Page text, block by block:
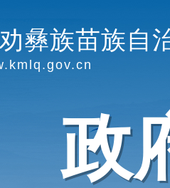
彝族苗族自
政